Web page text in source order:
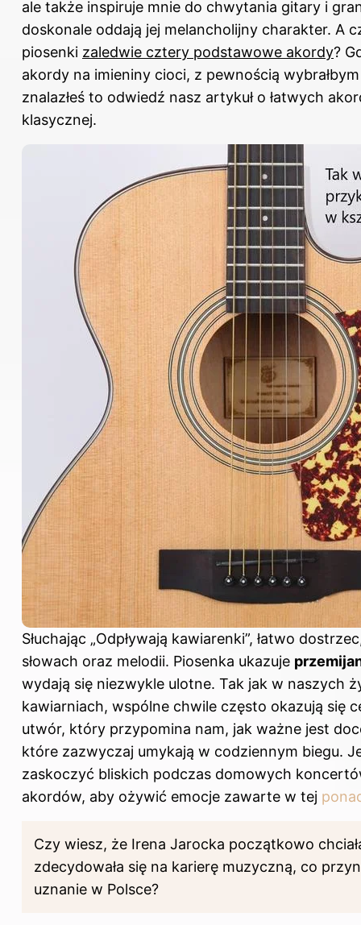
ale także inspiruje mnie do chwytania gitary i
doskonale oddają jej melancholijny charakter. A
piosenki zaledwie cztery podstawowe akordy?
akordy na imieniny cioci, z pewnością
znalazłeś to odwiedź nasz artykuł o łatwych
klasycznej.
Słuchając „Odpływają kawiarenki”, łatwo
słowach oraz melodii. Piosenka ukazuje
wydają się niezwykle ulotne. Tak jak w naszych
kawiarniach, wspólne chwile często okazują się
utwór, który przypomina nam, jak ważne jest
które zazwyczaj umykają w codziennym biegu.
zaskoczyć bliskich podczas domowych
akordów, aby ożywić emocje zawarte w tej
Czy wiesz, że Irena Jarocka początkowo
zdecydowała się na karierę muzyczną, co
uznanie w Polsce?